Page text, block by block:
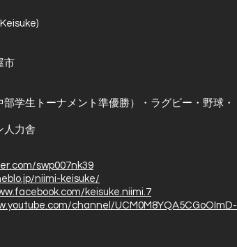
市
学生トーナメント準優勝）・ラグビー・野球・
人力舎
swp007nk39
niimi-keisuke/
keisuke.niimi.7
channel/UCM0M8YQA5CGoOImD-